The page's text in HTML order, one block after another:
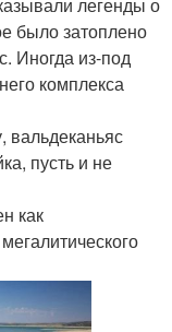
было затоплено
Иногда из-под
комплекса
вальдеканьяс
пусть и не
как